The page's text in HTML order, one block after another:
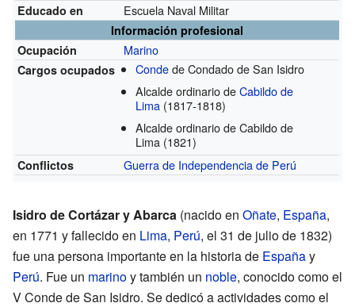
Educado en
Escuela Naval Militar
Información profesional
Ocupación
Marino
Cargos ocupados Condede Condado de San Isidro
Alcalde ordinario deCabildo de
Lima (1817-1818)
Alcalde ordinario de Cabildo de
Lima (1821)
Conflictos Guerra de Independencia de Perú
Isidro de Cortázar y Abarca (nacido en Oñate, España,
en 1771 y fallecido en Lima, Perú, el 31 de julio de 1832)
fue una persona importante en la historia de Españay
Perú. Fue un marinoy también un noble, conocido como el
V Conde de San Isidro. Se dedicó a actividades como el